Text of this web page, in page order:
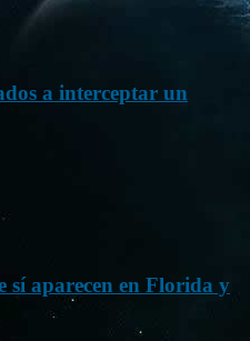
a interceptar un
sí aparecen en Florida y